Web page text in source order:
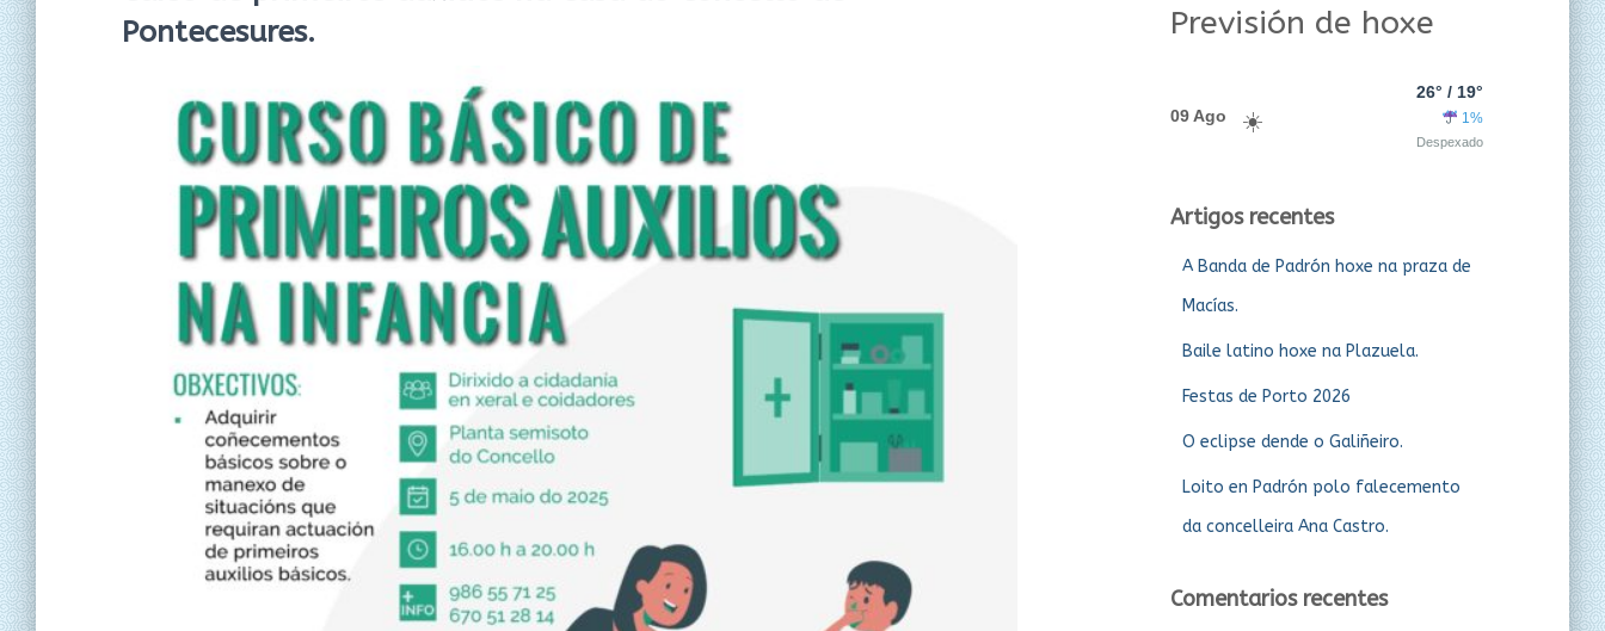
Pontecesures.
Previsión de hoxe
09 Ago
26° / 19°
1%
Despexado
Artigos recentes
A Banda de Padrón hoxe na praza de
Macías.
Baile latino hoxe na Plazuela.
Festas de Porto 2026
O eclipse dende o Galiñeiro.
Loito en Padrón polo falecemento
da concelleira Ana Castro.
Comentarios recentes